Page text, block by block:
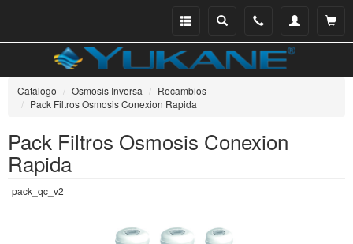
Ver
Mi
Teléfono
Buscar
Menu
Catálogo Osmosis Inversa
Recambios
Pack Filtros Osmosis Conexion Rapida
Pack Filtros Osmosis Conexion
Rapida
pack_qc_v2